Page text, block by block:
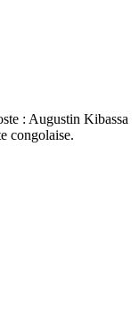
: Augustin Kibassa
congolaise.